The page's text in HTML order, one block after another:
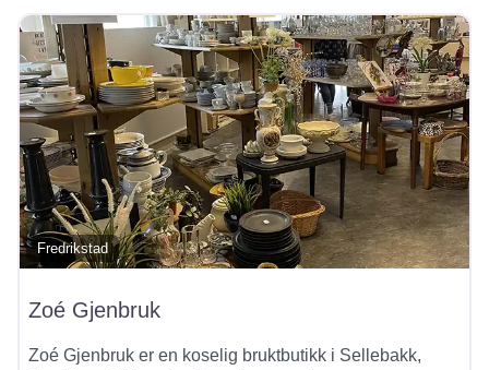
Fredrikstad
Zoé Gjenbruk
Zoé Gjenbruk er en koselig bruktbutikk i Sellebakk,